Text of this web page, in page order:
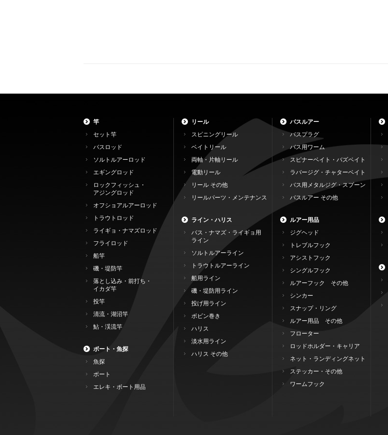
竿
セット竿
バスロッド
ソルトルアーロッド
エギングロッド
ロックフィッシュ・
アジングロッド
オフショアルアーロッド
トラウトロッド
ライギョ・ナマズロッド
フライロッド
船竿
磯・堤防竿
落とし込み・前打ち・
イカダ竿
投竿
清流・湖沼竿
鮎・渓流竿
ボート・魚探
魚探
ボート
エレキ・ボート用品
リール
スピニングリール
ベイトリール
両軸・片軸リール
電動リール
リール その他
リールパーツ・メンテナンス
ライン・ハリス
バス・ナマズ・ライギョ用
ライン
ソルトルアーライン
トラウトルアーライン
船用ライン
磯・堤防用ライン
投げ用ライン
ボビン巻き
ハリス
淡水用ライン
ハリス その他
バスルアー
バスプラグ
バス用ワーム
スピナーベイト・バズベイト
ラバージグ・チャターベイト
バス用メタルジグ・スプーン
バスルアー その他
ルアー用品
ジグヘッド
トレブルフック
アシストフック
シングルフック
ルアーフック その他
シンカー
スナップ・リング
ルアー用品 その他
フローター
ロッドホルダー・キャリア
ネット・ランディングネット
ステッカー・その他
ワームフック